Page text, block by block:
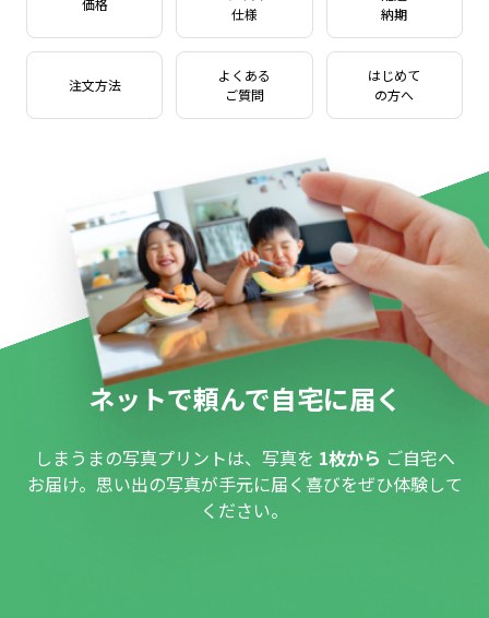
価格
仕様
納期
注文方法
よくある
ご質問
はじめて
の方へ
ネットで頼んで自宅に届く
しまうまの写真プリントは、写真を 1枚から ご自宅へ
お届け。思い出の写真が手元に届く喜びをぜひ体験して
ください。